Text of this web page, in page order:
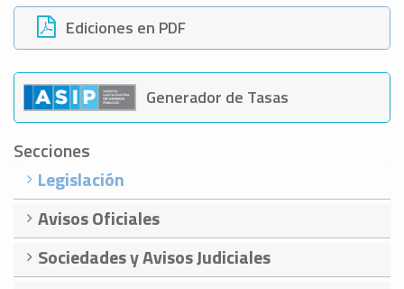
Ediciones en PDF
Generador de Tasas
Secciones
Legislación
Avisos Oficiales
Sociedades y Avisos Judiciales